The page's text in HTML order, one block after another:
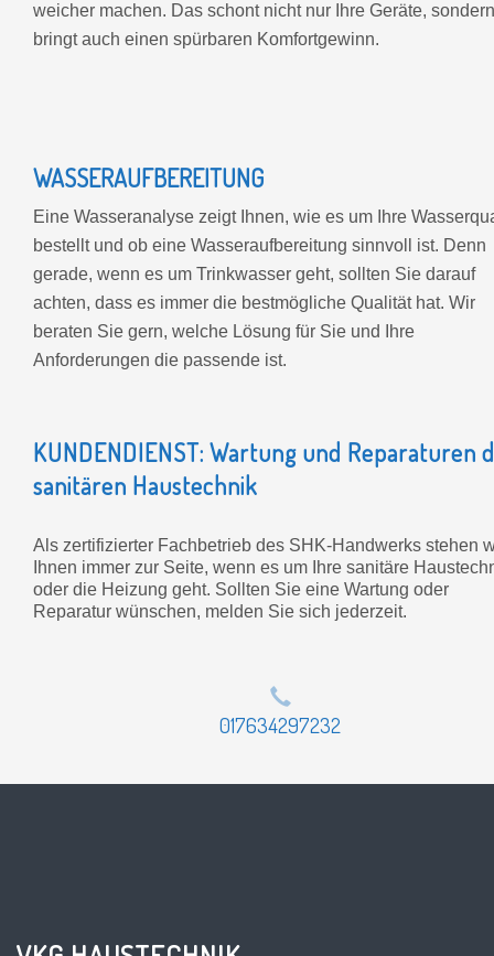
weicher machen. Das schont nicht nur Ihre Geräte, sondern
bringt auch einen spürbaren Komfortgewinn.
WASSERAUFBEREITUNG
Eine Wasseranalyse zeigt Ihnen, wie es um Ihre
bestellt und ob eine Wasseraufbereitung sinnvoll ist. Denn
gerade, wenn es um Trinkwasser geht, sollten Sie darauf
achten, dass es immer die bestmögliche Qualität hat. Wir
beraten Sie gern, welche Lösung für Sie und Ihre
Anforderungen die passende ist.
KUNDENDIENST: Wartung und Reparaturen
sanitären Haustechnik
Als zertifizierter Fachbetrieb des SHK-Handwerks stehen
Ihnen immer zur Seite, wenn es um Ihre sanitäre
oder die Heizung geht. Sollten Sie eine Wartung oder
Reparatur wünschen, melden Sie sich jederzeit.
017634297232